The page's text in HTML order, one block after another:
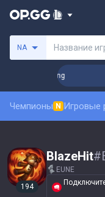
NA Название
Coaching
Чемпионы N Игровые
194
BlazeHit#
EUNE